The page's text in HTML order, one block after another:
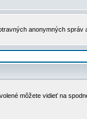
anonymných správ
môžete vidieť na